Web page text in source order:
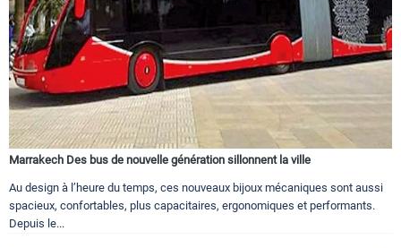
Marrakech Des bus de nouvelle génération sillonnent la ville
Au design à l’heure du temps, ces nouveaux bijoux mécaniques sont aussi
spacieux, confortables, plus capacitaires, ergonomiques et performants.
Depuis le...